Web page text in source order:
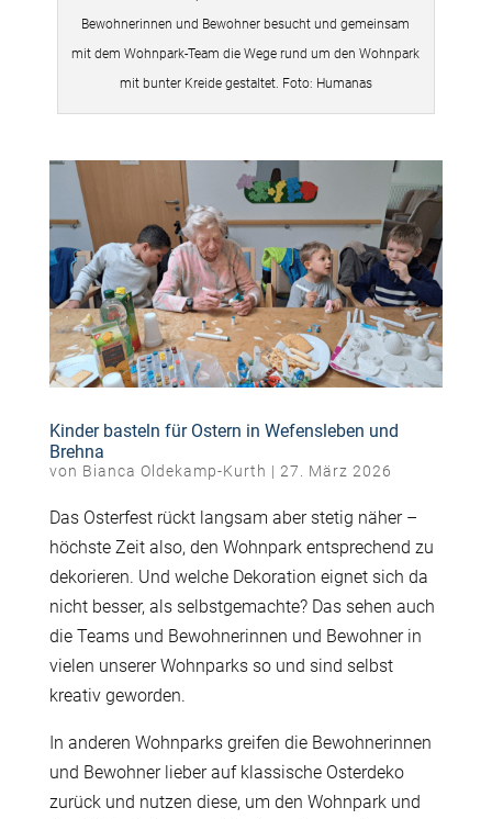
Bewohnerinnen und Bewohner besucht und gemeinsam
mit dem Wohnpark-Team die Wege rund um den Wohnpark
mit bunter Kreide gestaltet. Foto: Humanas
Kinder basteln für Ostern in Wefensleben und
Brehna
von Bianca Oldekamp-Kurth | 27. März 2026
Das Osterfest rückt langsam aber stetig näher –
höchste Zeit also, den Wohnpark entsprechend zu
dekorieren. Und welche Dekoration eignet sich da
nicht besser, als selbstgemachte? Das sehen auch
die Teams und Bewohnerinnen und Bewohner in
vielen unserer Wohnparks so und sind selbst
kreativ geworden.
In anderen Wohnparks greifen die Bewohnerinnen
und Bewohner lieber auf klassische Osterdeko
zurück und nutzen diese, um den Wohnpark und